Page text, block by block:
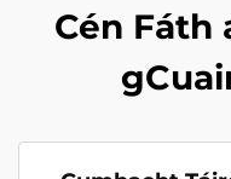
Cén Fáth